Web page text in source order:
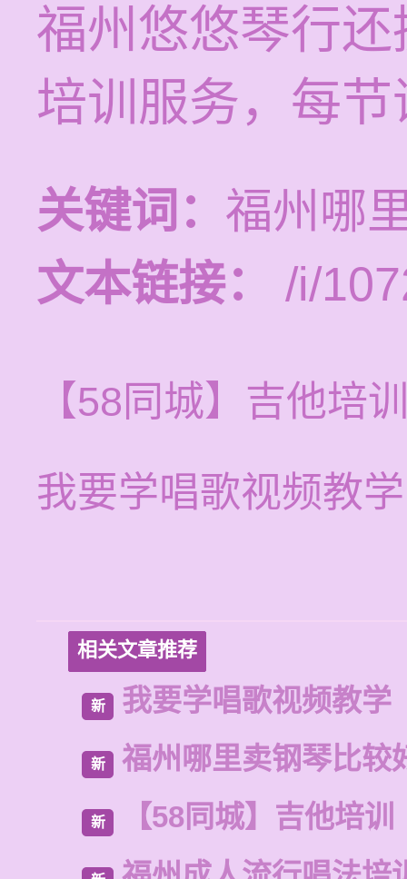
福州悠悠琴行
培训服务，每
关键词： 福州哪
文本链接：
/i/
【58同城】吉他培
我要学唱歌视频教学
相关文章推荐
新 我要学唱歌视频教学
新 福州哪里卖钢琴比较
新 【58同城】吉他培训